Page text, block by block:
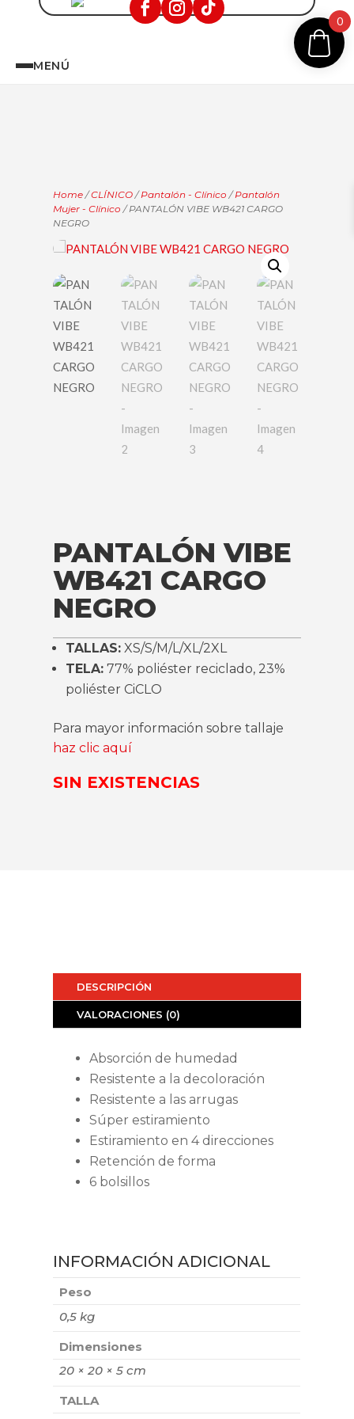
MENÚ
Home/CLÍNICO/Pantalón - Clínico /Pantalón
Mujer - Clínico / PANTALÓN VIBE WB421 CARGO
NEGRO
PANTALÓN VIBE
WB421 CARGO
NEGRO
TALLAS: XS/S/M/L/XL/2XL
TELA: 77% poliéster reciclado, 23%
poliéster CiCLO
Para mayor información sobre tallaje
haz clic aquí
SIN EXISTENCIAS
DESCRIPCIÓN
VALORACIONES (0)
Absorción de humedad
Resistente a la decoloración
Resistente a las arrugas
Súper estiramiento
Estiramiento en 4 direcciones
Retención de forma
6 bolsillos
INFORMACIÓN ADICIONAL
Peso
0,5 kg
Dimensiones
20 × 20 × 5 cm
TALLA
0